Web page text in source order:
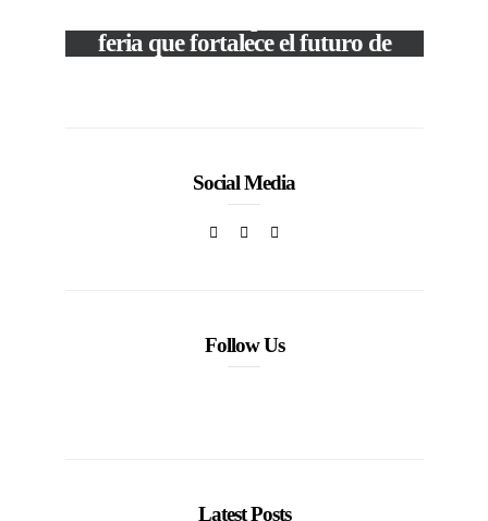
feria que fortalece el futuro de
Social Media
Follow Us
Latest Posts